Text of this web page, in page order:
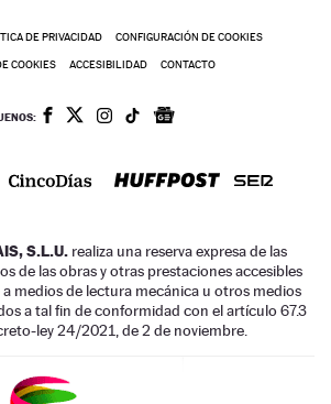
DE PRIVACIDAD CONFIGURACIÓN DE COOKIES
COOKIES ACCESIBILIDAD CONTACTO
S.L.U. realiza una reserva expresa de las
de las obras y otras prestaciones accesibles
a medios de lectura mecánica u otros medios
a tal fin de conformidad con el artículo 67.3
ley 24/2021, de 2 de noviembre.